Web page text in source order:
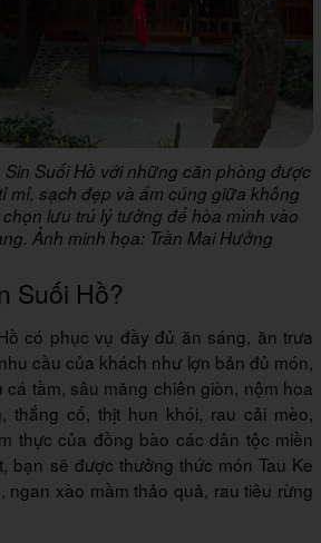
Sin Suối Hồ với những căn phòng được
mỉ, sạch đẹp và ấm cúng giữa không
lưu trú lý tưởng để hòa mình vào
Ảnh minh họa: Trần Mai Hưởng
Suối Hồ?
có phục vụ đầy đủ ăn sáng, ăn trưa
cầu của khách như lợn bản đủ món,
tầm, sâu măng chiên giòn, nộm hoa
thắng cố, thịt hun khói, rau cải mèo,
thực của đồng bào các dân tộc miền
bạn sẽ được thưởng thức món Tau Ke
ngan xào mầm thảo quả, rau tiêu rừng